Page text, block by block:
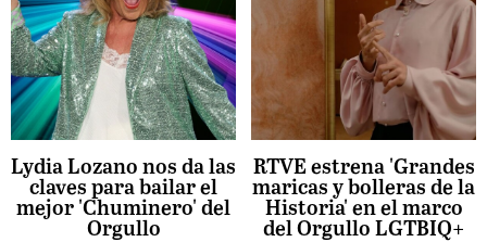
Lydia Lozano nos da las
claves para bailar el
mejor 'Chuminero' del
Orgullo
RTVE estrena 'Grandes
maricas y bolleras de la
Historia' en el marco
del Orgullo LGTBIQ+